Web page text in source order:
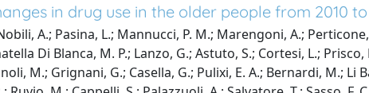
in drug use in the older people from 2010 to
A.; Pasina, L.; Mannucci, P. M.; Marengoni, A.;
Di Blanca, M. P.; Lanzo, G.; Astuto, S.; Cortesi, L.;
M.; Grignani, G.; Casella, G.; Pulixi, E. A.; Bernardi, M.;